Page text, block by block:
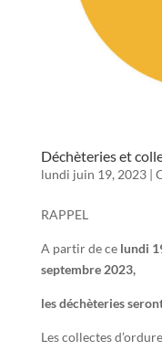
Déchèteries et
lundi juin 19, 2023|
RAPPEL
A partir de ce lundi
septembre 2023,
les déchèteries
Les collectes